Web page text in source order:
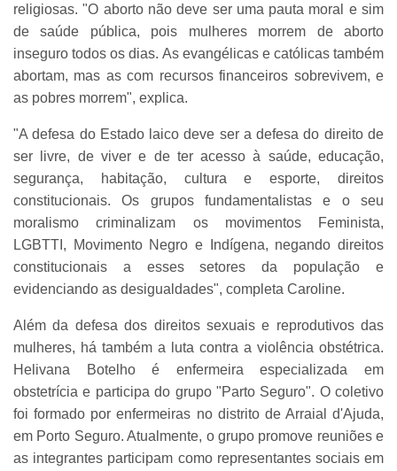
religiosas. "O aborto não deve ser uma pauta moral e sim
de saúde pública, pois mulheres morrem de aborto
inseguro todos os dias. As evangélicas e católicas também
abortam, mas as com recursos financeiros sobrevivem, e
as pobres morrem", explica.
"A defesa do Estado laico deve ser a defesa do direito de
ser livre, de viver e de ter acesso à saúde, educação,
segurança, habitação, cultura e esporte, direitos
constitucionais. Os grupos fundamentalistas e o seu
moralismo criminalizam os movimentos Feminista,
LGBTTI, Movimento Negro e Indígena, negando direitos
constitucionais a esses setores da população e
evidenciando as desigualdades", completa Caroline.
Além da defesa dos direitos sexuais e reprodutivos das
mulheres, há também a luta contra a violência obstétrica.
Helivana Botelho é enfermeira especializada em
obstetrícia e participa do grupo "Parto Seguro". O coletivo
foi formado por enfermeiras no distrito de Arraial d'Ajuda,
em Porto Seguro. Atualmente, o grupo promove reuniões e
as integrantes participam como representantes sociais em